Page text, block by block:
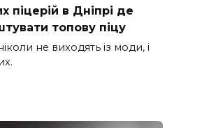
піцерій в Дніпрі де
топову піцу
не виходять із моди, і